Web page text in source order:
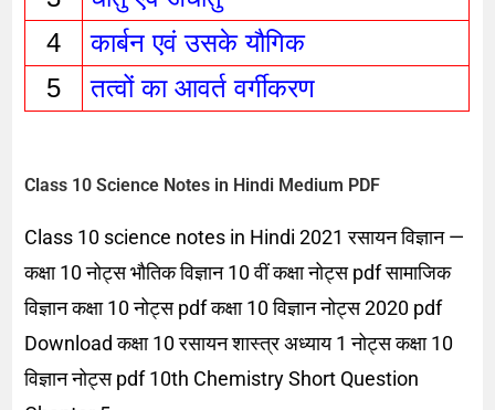
4
कार्बन एवं उसके यौगिक
5
तत्वों का आवर्त वर्गीकरण
Class 10 Science Notes in Hindi Medium PDF
Class 10 science notes in Hindi 2021 रसायन विज्ञान —
कक्षा 10 नोट्स भौतिक विज्ञान 10 वीं कक्षा नोट्स pdf सामाजिक
विज्ञान कक्षा 10 नोट्स pdf कक्षा 10 विज्ञान नोट्स 2020 pdf
Download कक्षा 10 रसायन शास्त्र अध्याय 1 नोट्स कक्षा 10
विज्ञान नोट्स pdf 10th Chemistry Short Question